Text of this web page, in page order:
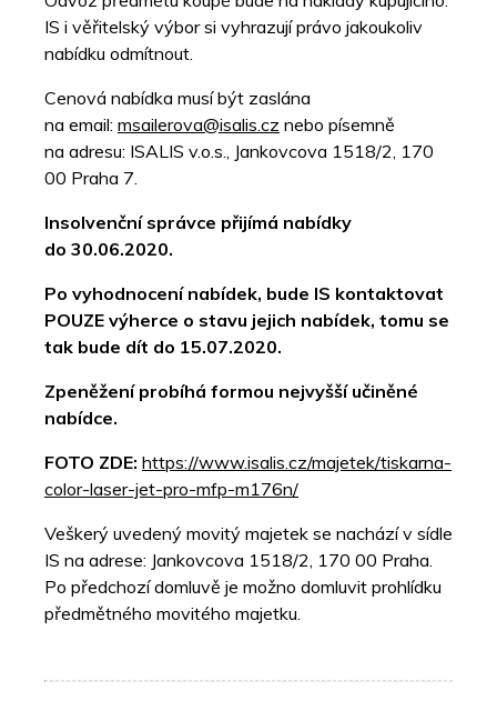
IS i věřitelský výbor si vyhrazují právo jakoukoliv
nabídku odmítnout.
Cenová nabídka musí být zaslána
na email: msailerova@isalis.cz nebo písemně
na adresu: ISALIS v.o.s., Jankovcova 1518/2, 170
00 Praha 7.
Insolvenční správce přijímá nabídky
do 30.06.2020.
Po vyhodnocení nabídek, bude IS kontaktovat
POUZE výherce o stavu jejich nabídek, tomu se
tak bude dít do 15.07.2020.
Zpeněžení probíhá formou nejvyšší učiněné
nabídce.
FOTO ZDE: https://www.isalis.cz/majetek/tiskarna-
color-laser-jet-pro-mfp-m176n/
Veškerý uvedený movitý majetek se nachází v sídle
IS na adrese: Jankovcova 1518/2, 170 00 Praha.
Po předchozí domluvě je možno domluvit prohlídku
předmětného movitého majetku.